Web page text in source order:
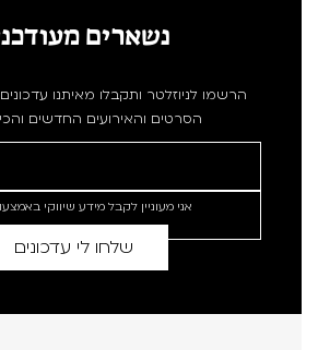
נשארים
הרשמו לניוזלטר ותקבלו מאיתנו
הסרטים והאירועים החדשים והכי
אני מעוניין לקבל מידע שיווקי